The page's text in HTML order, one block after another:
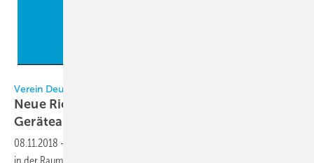
Verein Deutscher Ingenieure (VDI)
Neue Richtlinie VDI 3803 Blatt 4 regelt die
Geräteanforderungen an
08.11.2018 -
in der Raumlufttechnik in der Richtlinienreihe VDI 3803 geregelt. Das